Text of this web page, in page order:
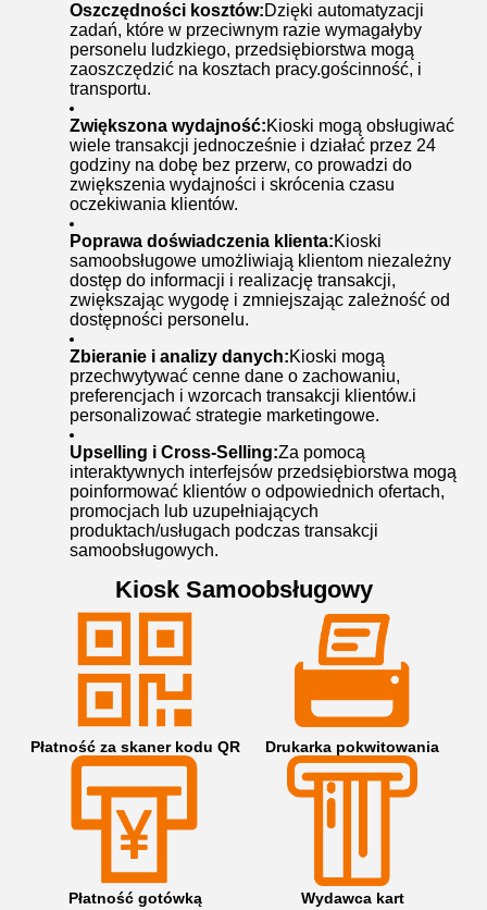
Oszczędności kosztów:Dzięki automatyzacji
zadań, które w przeciwnym razie wymagałyby
personelu ludzkiego, przedsiębiorstwa mogą
zaoszczędzić na kosztach pracy.gościnność, i
transportu.
Zwiększona wydajność:Kioski mogą obsługiwać
wiele transakcji jednocześnie i działać przez 24
godziny na dobę bez przerw, co prowadzi do
zwiększenia wydajności i skrócenia czasu
oczekiwania klientów.
Poprawa doświadczenia klienta:Kioski
samoobsługowe umożliwiają klientom niezależny
dostęp do informacji i realizację transakcji,
zwiększając wygodę i zmniejszając zależność od
dostępności personelu.
Zbieranie i analizy danych:Kioski mogą
przechwytywać cenne dane o zachowaniu,
preferencjach i wzorcach transakcji klientów.i
personalizować strategie marketingowe.
Upselling i Cross-Selling:Za pomocą
interaktywnych interfejsów przedsiębiorstwa mogą
poinformować klientów o odpowiednich ofertach,
promocjach lub uzupełniających
produktach/usługach podczas transakcji
samoobsługowych.
Kiosk Samoobsługowy
Płatność za skaner kodu QR Drukarka pokwitowania
Płatność gotówką Wydawca kart